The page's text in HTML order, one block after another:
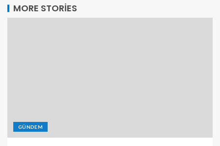
MORE STORIES
GÜNDEM